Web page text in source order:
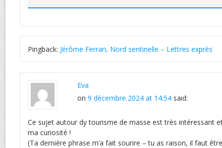
Pingback: Jérôme Ferrari, Nord sentinelle – Lettres exprès
Eva
on 9 décembre 2024 at 14:54 said:
Ce sujet autour dy tourisme de masse est très intéressant
ma curiosité !
(Ta dernière phrase m’a fait sourire – tu as raison, il faut